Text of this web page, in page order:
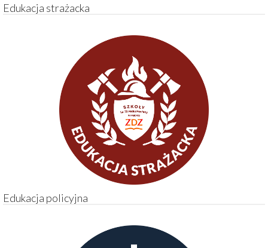
Edukacja strażacka
Edukacja policyjna